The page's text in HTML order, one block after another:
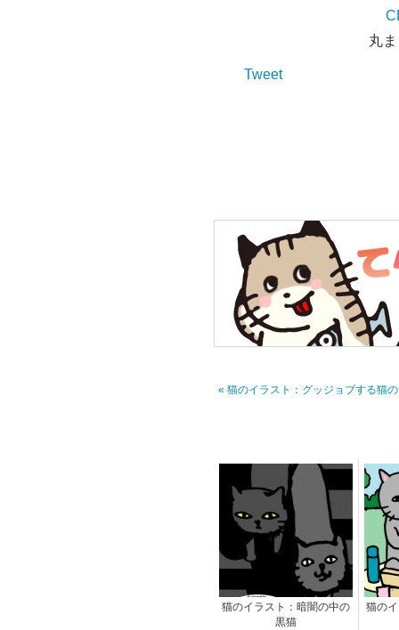
丸
Tweet
« 猫のイラスト：グッジョブする猫
猫のイラスト：暗闇の中の
黒猫
猫の